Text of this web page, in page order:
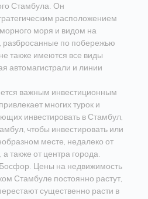
Стамбула. Он
расположением
моря и видом на
разбросанные по побережью
также имеются все виды
автомагистрали и линии
важным инвестиционным
многих турок и
инвестировать в Стамбул,
чтобы инвестировать или
месте, недалеко от
также от центра города.
Цены на недвижимость
Стамбуле постоянно растут,
существенно расти в